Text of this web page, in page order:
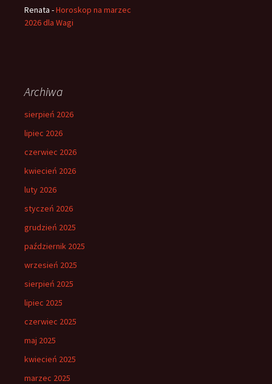
Renata -Horoskop na marzec
2026 dla Wagi
Archiwa
sierpień 2026
lipiec 2026
czerwiec 2026
kwiecień 2026
luty 2026
styczeń 2026
grudzień 2025
październik 2025
wrzesień 2025
sierpień 2025
lipiec 2025
czerwiec 2025
maj 2025
kwiecień 2025
marzec 2025